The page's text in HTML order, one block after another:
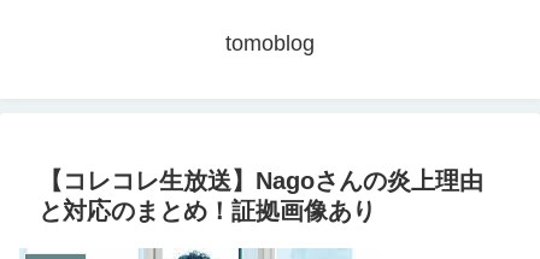
tomoblog
【コレコレ生放送】Nagoさんの炎上理由
と対応のまとめ！証拠画像あり